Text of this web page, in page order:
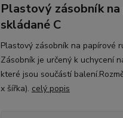
Plastový zásobník
skládané C
Plastový zásobník na papírové
Zásobník je určený k uchycení
které jsou součástí
x šířka). celý popis